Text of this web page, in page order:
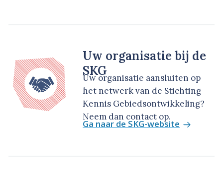
Uw organisatie bij de
SKG
Uw organisatie aansluiten op
het netwerk van de Stichting
Kennis Gebiedsontwikkeling?
Neem dan contact op.
Ga naar de SKG-website